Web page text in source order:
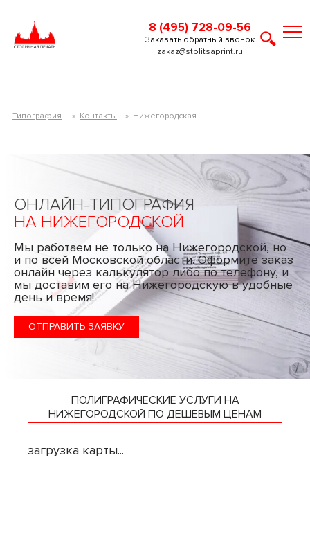
8 (495) 728-09-56
zakaz@stolitsaprint.ru
Заказать обратный звонок
Типография » Контакты » Нижегородская
ОНЛАЙН-ТИПОГРАФИЯ
НА НИЖЕГОРОДСКОЙ
Мы работаем не только на Нижегородской, но
и по всей Московской области. Оформите заказ
онлайн через калькулятор либо по телефону, и
мы доставим его на Нижегородскую в удобные
день и время!
ОТПРАВИТЬ ЗАЯВКУ
ПОЛИГРАФИЧЕСКИЕ УСЛУГИ НА
НИЖЕГОРОДСКОЙ ПО ДЕШЕВЫМ ЦЕНАМ
загрузка карты...